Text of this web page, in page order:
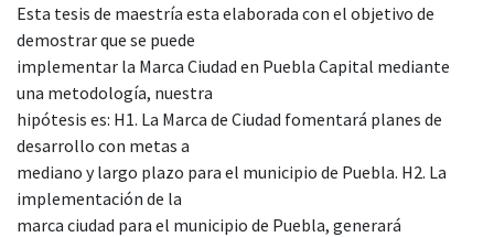
Esta tesis de maestría esta elaborada con el objetivo de
demostrar que se puede
implementar la Marca Ciudad en Puebla Capital mediante
una metodología, nuestra
hipótesis es: H1. La Marca de Ciudad fomentará planes de
desarrollo con metas a
mediano y largo plazo para el municipio de Puebla. H2. La
implementación de la
marca ciudad para el municipio de Puebla, generará